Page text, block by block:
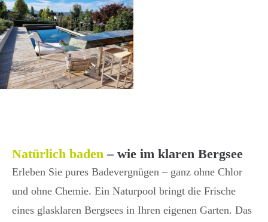
Natürlich baden – wie im klaren Bergsee
Erleben Sie pures Badevergnügen – ganz ohne Chlor
und ohne Chemie. Ein Naturpool bringt die Frische
eines glasklaren Bergsees in Ihren eigenen Garten. Das